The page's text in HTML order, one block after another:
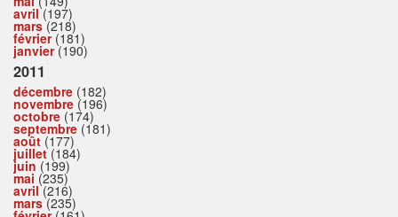
avril(197)
mars(218)
février(181)
janvier(190)
2011
décembre (182)
novembre (196)
octobre (174)
septembre (181)
août (177)
juillet(184)
juin (199)
mai (235)
avril(216)
mars(235)